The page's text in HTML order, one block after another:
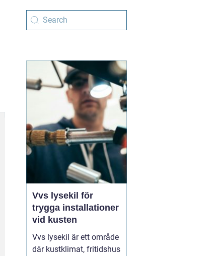
Vvs lysekil för
trygga installationer
vid kusten
Vvs lysekil är ett område
där kustklimat, fritidshus